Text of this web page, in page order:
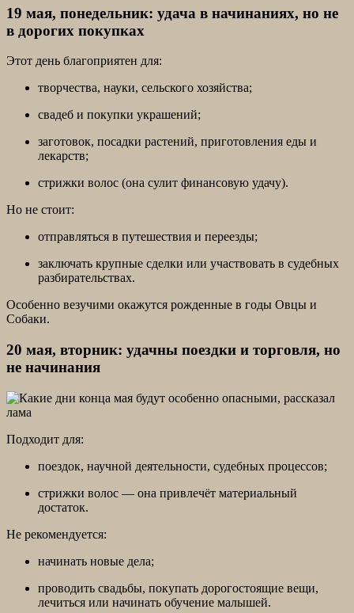
19 мая, понедельник: удача в начинаниях, но не
в дорогих покупках
Этот день благоприятен для:
творчества, науки, сельского хозяйства;
свадеб и покупки украшений;
заготовок, посадки растений, приготовления еды и
лекарств;
стрижки волос (она сулит финансовую удачу).
Но не стоит:
отправляться в путешествия и переезды;
заключать крупные сделки или участвовать в судебных
разбирательствах.
Особенно везучими окажутся рожденные в годы Овцы и
Собаки.
20 мая, вторник: удачны поездки и торговля, но
не начинания
Подходит для:
поездок, научной деятельности, судебных процессов;
стрижки волос — она привлечёт материальный
достаток.
Не рекомендуется:
начинать новые дела;
проводить свадьбы, покупать дорогостоящие вещи,
лечиться или начинать обучение малышей.